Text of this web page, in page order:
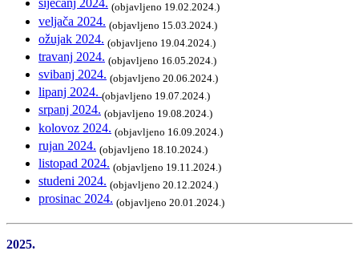
siječanj 2024. (objavljeno 19.02.2024.)
veljača 2024. (objavljeno 15.03.2024.)
ožujak 2024. (objavljeno 19.04.2024.)
travanj 2024. (objavljeno 16.05.2024.)
svibanj 2024. (objavljeno 20.06.2024.)
lipanj 2024. (objavljeno 19.07.2024.)
srpanj 2024. (objavljeno 19.08.2024.)
kolovoz 2024. (objavljeno 16.09.2024.)
rujan 2024. (objavljeno 18.10.2024.)
listopad 2024. (objavljeno 19.11.2024.)
studeni 2024. (objavljeno 20.12.2024.)
prosinac 2024. (objavljeno 20.01.2024.)
2025.